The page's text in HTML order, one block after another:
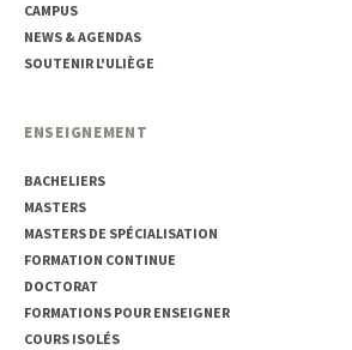
CAMPUS
NEWS & AGENDAS
SOUTENIR L'ULIÈGE
ENSEIGNEMENT
BACHELIERS
MASTERS
MASTERS DE SPÉCIALISATION
FORMATION CONTINUE
DOCTORAT
FORMATIONS POUR ENSEIGNER
COURS ISOLÉS